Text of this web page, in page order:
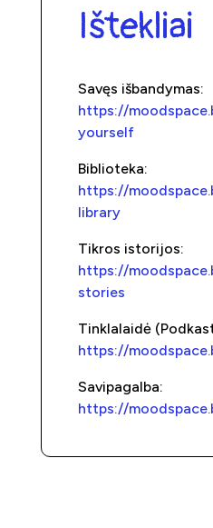
Ištekliai
Savęs išbandymas:
https://
yourself
Biblioteka:
https://
library
Tikros istorijos:
https://
stories
Tinklalaidė
https://
Savipagalba:
https://